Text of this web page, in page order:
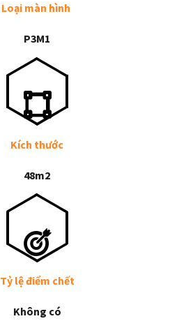
Loại màn hình
P3M1
Kích thước
48m2
Tỷ lệ điểm chết
Không có